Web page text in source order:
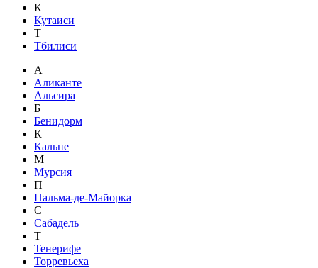
К
Кутаиси
Т
Тбилиси
А
Аликанте
Альсира
Б
Бенидорм
К
Кальпе
М
Мурсия
П
Пальма-де-Майорка
С
Сабадель
Т
Тенерифе
Торревьеха